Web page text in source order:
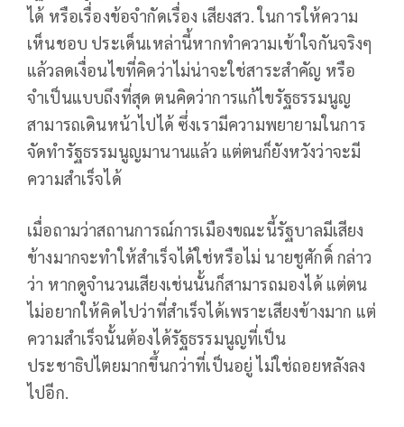
ได้ หรือเรื่องข้อจำกัดเรื่อง เสียงสว. ในการให้ความ
เห็นชอบ ประเด็นเหล่านี้หากทำความเข้าใจกันจริงๆ
แล้วลดเงื่อนไขที่คิดว่าไม่น่าจะใช่สาระสำคัญ หรือ
จำเป็นแบบถึงที่สุด ตนคิดว่าการแก้ไขรัฐธรรมนูญ
สามารถเดินหน้าไปได้ ซึ่งเรามีความพยายามในการ
จัดทำรัฐธรรมนูญมานานแล้ว แต่ตนก็ยังหวังว่าจะมี
ความสำเร็จได้
เมื่อถามว่าสถานการณ์การเมืองขณะนี้รัฐบาลมีเสียง
ข้างมากจะทำให้สำเร็จได้ใช่หรือไม่ นายชูศักดิ์ กล่าว
ว่า หากดูจำนวนเสียงเช่นนั้นก็สามารถมองได้ แต่ตน
ไม่อยากให้คิดไปว่าที่สำเร็จได้เพราะเสียงข้างมาก แต่
ความสำเร็จนั้นต้องได้รัฐธรรมนูญที่เป็น
ประชาธิปไตยมากขึ้นกว่าที่เป็นอยู่ ไม่ใช่ถอยหลังลง
ไปอีก.